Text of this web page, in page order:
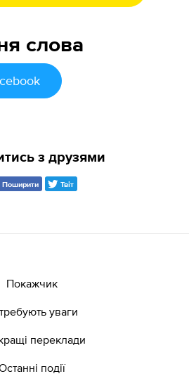
слова
з друзями
Поширити Твіт
Покажчик
уваги
переклади
події